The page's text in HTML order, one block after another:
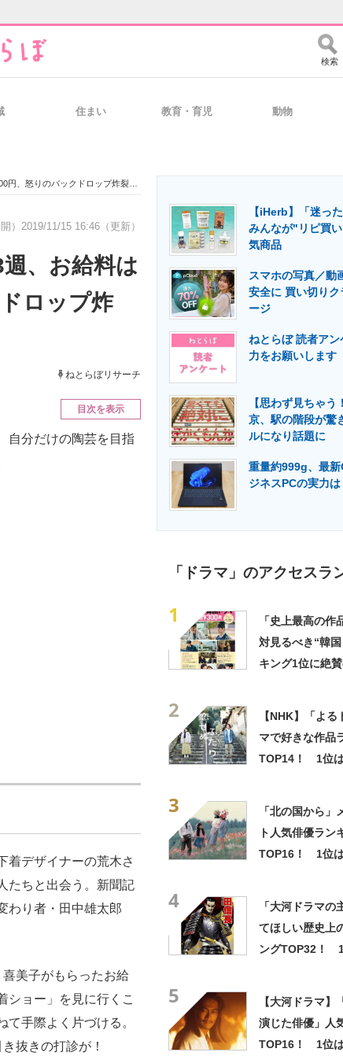
経営リーダーのコミュニティ マーケ×ITの今が
製造業のIT導入・活用を支援
エネルギーの専門メディア 建設×テクノロジ
検索
住まい 教育・育児 動物
ックドロップ炸裂！ ネット上の反応は？
） 2019/11/15 16:46（更新）
、お給料は
ロップ炸
ねとらぼリサーチ
目次を表示
自分だけの陶芸を目指
着デザイナーの荒木さ
たちと出会う。新聞記
わり者・田中雄太郎
美子がもらったお給
ショー」を見に行くこ
手際よく片づける。
抜きの打診が！
【iHerb】「迷っ
みんなが"リピ買
気商品
スマホの写真／動
安全に 買い切りク
ージ
ねとらぼ 読者ア
力をお願いします
【思わず見ちゃう
京、駅の階段が驚
ルになり話題に
重量約999g、最
ジネスPCの実力は
「ドラマ」のアクセスラ
1
「史上最高の
対見るべき“韓
キング1位に絶
2
【NHK】「よる
マで好きな作品
TOP14！ 1位
3
「北の国から」
ト人気俳優ラン
TOP16！ 1位
4
「大河ドラマの
てほしい歴史上
ングTOP32！
5
【大河ドラマ】
演じた俳優」人
TOP16！ 1位